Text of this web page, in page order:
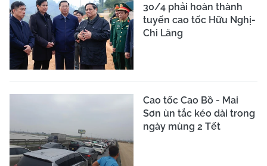
30/4 phải hoàn thành
tuyến cao tốc Hữu Nghị-
Chi Lăng
Cao tốc Cao Bồ - Mai
Sơn ùn tắc kéo dài trong
ngày mùng 2 Tết